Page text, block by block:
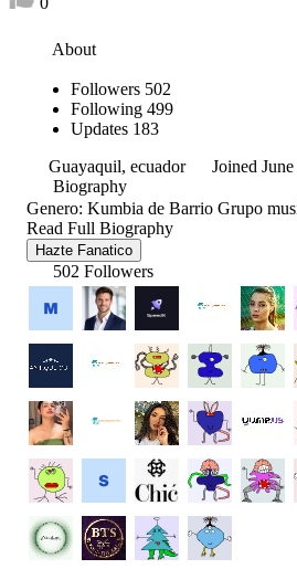
About
Followers 502
Following 499
Updates 183
Guayaquil, ecuador
Joined
Biography
Genero: Kumbia de Barrio Grupo
Read Full Biography
Hazte Fanatico
502 Followers